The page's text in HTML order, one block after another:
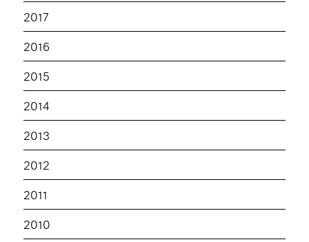
2017
2016
2015
2014
2013
2012
2011
2010